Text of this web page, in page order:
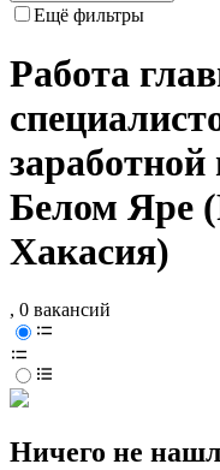
Ещё фильтры
Работа
заработной
Белом Яре
Хакасия)
, 0 вакансий
Ничего не